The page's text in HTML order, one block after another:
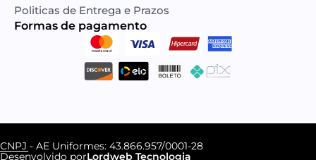
Politicas de Entrega e Prazos
Formas de pagamento​
CNPJ - AE Uniformes: 43.866.957/0001-28
Desenvolvido porLordweb Tecnologia